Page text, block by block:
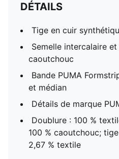
DÉTAILS
Tige en cuir
Semelle intercalaire
caoutchouc
Bande PUMA
et médian
Détails de marque
Doublure : 100 %
100 % caoutchouc;
2,67 % textile